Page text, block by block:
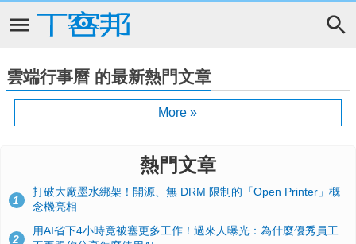
雲端行事曆 的最新熱門文章
More »
熱門文章
1
打破大廠墨水綁架！開源、無 DRM 限制的「Open Printer」概
念機亮相
2
用AI省下4小時竟被塞更多工作！過來人曝光：為什麼優秀員工